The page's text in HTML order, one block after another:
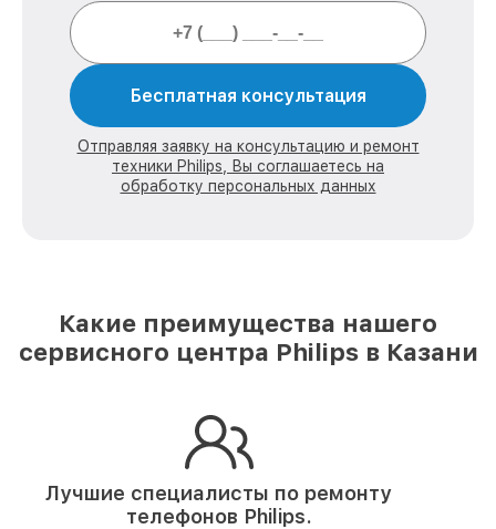
Бесплатная консультация
Отправляя заявку на консультацию и ремонт
техники Philips, Вы соглашаетесь на
обработку персональных данных
Какие преимущества нашего
сервисного центра Philips в Казани
Лучшие специалисты по ремонту
телефонов Philips.